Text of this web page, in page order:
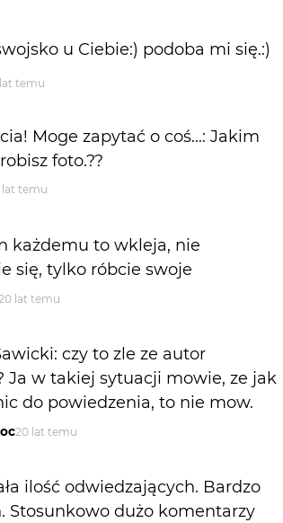
u Ciebie:) podoba mi się.:)
temu
Moge zapytać o coś...: Jakim
foto.??
lat temu
każdemu to wkleja, nie
się, tylko róbcie swoje
lat temu
czy to zle ze autor
Ja w takiej sytuacji mowie, ze jak
do powiedzenia, to nie mow.
20 lat temu
ilość odwiedzających. Bardzo
Stosunkowo dużo komentarzy